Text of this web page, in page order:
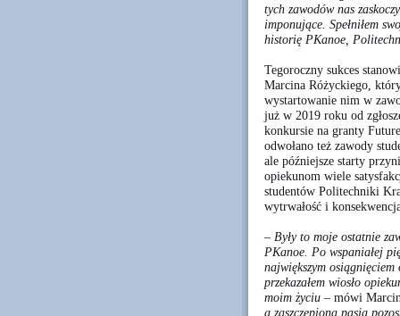
tych zawodów nas
imponujące. Spełniłem
historię PKanoe,
Tegoroczny sukces
Marcina Różyckiego,
wystartowanie nim w
już w 2019 roku od
konkursie na granty
odwołano też zawody
ale późniejsze starty
opiekunom wiele
studentów Politechniki
wytrwałość i
– Były to moje ostatnie
PKanoe. Po wspaniałej
największym
przekazałem wiosło
moim życiu – mówi
a zaszczepiona pasja